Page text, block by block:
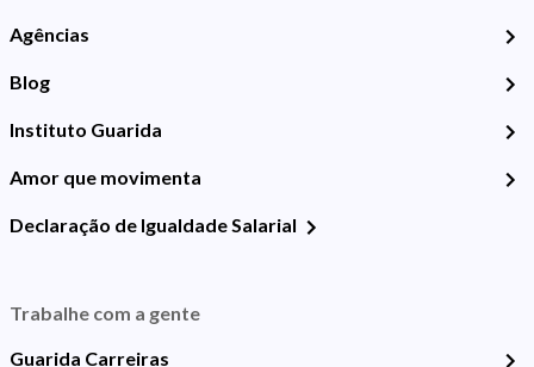
Agências
Blog
Instituto Guarida
Amor que movimenta
Declaração de Igualdade Salarial
Trabalhe com a gente
Guarida Carreiras